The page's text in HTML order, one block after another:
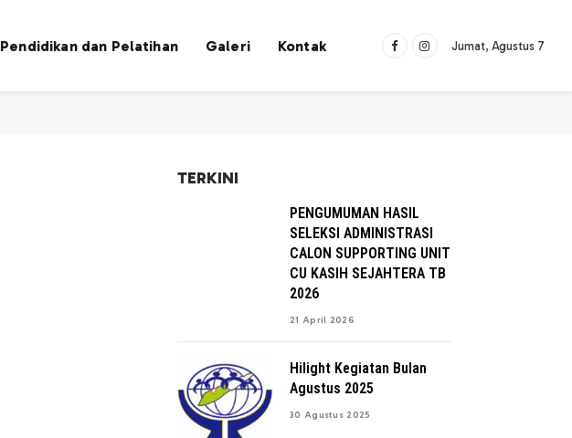
Pendidikan dan Pelatihan Galeri Kontak FacebookInstagram
Jumat, Agustus 7
TERKINI
PENGUMUMAN HASIL
SELEKSI ADMINISTRASI
CALON SUPPORTING UNIT
CU KASIH SEJAHTERA TB
2026
21 April 2026
Hilight Kegiatan Bulan
Agustus 2025
30 Agustus 2025